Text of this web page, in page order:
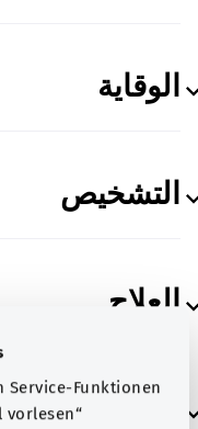
Service-Funktionen
vorlesen“
الوقاية
التشخيص
العلاج
الحياة